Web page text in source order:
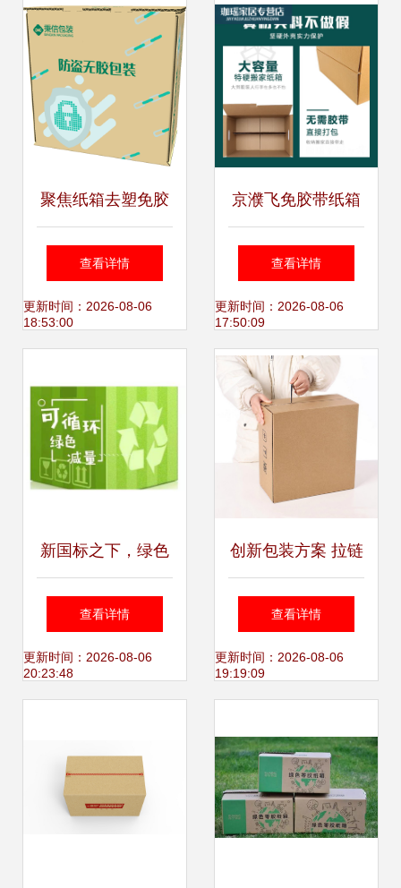
点
聚焦纸箱去塑免胶
带方案设计 秉信为
包装的永续利用赋
查看详情
更新时间：2026-08-06
18:53:00
京濮飞免胶带纸箱
德国工艺，让搬家
更轻松、更环保
查看详情
更新时间：2026-08-06
17:50:09
新国标之下，绿色
环保快递袋的“三座
大山”与免胶带纸箱
查看详情
更新时间：2026-08-06
20:23:48
创新包装方案 拉链
式快递纸箱免胶带
设计
查看详情
更新时间：2026-08-06
19:19:09